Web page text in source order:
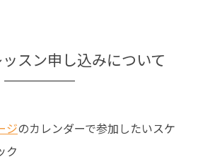
スン申し込みについて
ジのカレンダーで参加したいスケ
ク